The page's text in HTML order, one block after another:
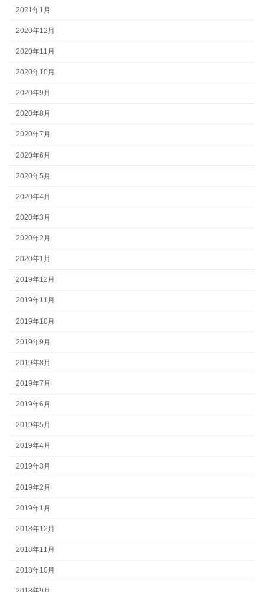
2021年1月
2020年12月
2020年11月
2020年10月
2020年9月
2020年8月
2020年7月
2020年6月
2020年5月
2020年4月
2020年3月
2020年2月
2020年1月
2019年12月
2019年11月
2019年10月
2019年9月
2019年8月
2019年7月
2019年6月
2019年5月
2019年4月
2019年3月
2019年2月
2019年1月
2018年12月
2018年11月
2018年10月